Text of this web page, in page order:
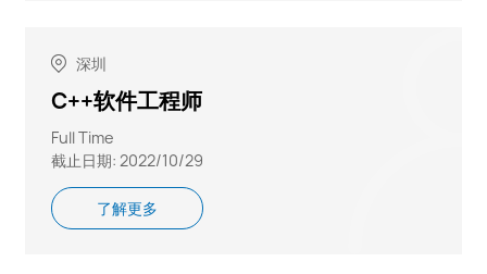
深圳
C++软件工程师
Full Time
截止日期: 2022/10/29
了解更多